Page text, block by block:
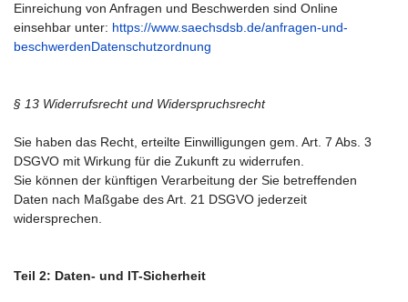
Einreichung von Anfragen und Beschwerden sind Online
einsehbar unter: https://www.saechsdsb.de/anfragen-und-
beschwerdenDatenschutzordnung
§ 13 Widerrufsrecht und Widerspruchsrecht
Sie haben das Recht, erteilte Einwilligungen gem. Art. 7 Abs. 3
DSGVO mit Wirkung für die Zukunft zu widerrufen.
Sie können der künftigen Verarbeitung der Sie betreffenden
Daten nach Maßgabe des Art. 21 DSGVO jederzeit
widersprechen.
Teil 2: Daten- und IT-Sicherheit